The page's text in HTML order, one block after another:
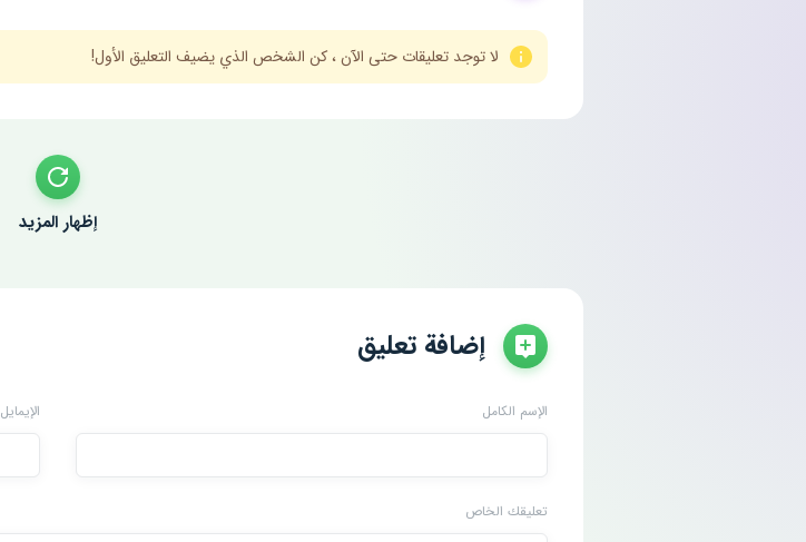
لا توجد تعليقات حتى الآن ، كن الشخص الذي يضيف التعليق الأول!
إظهار المزيد
إضافة تعليق
الإسم الكامل الإيمايل
تعليقك الخاص